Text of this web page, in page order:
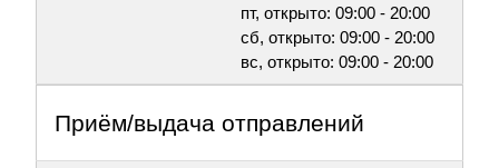
пт, открыто: 09:00 - 20:00
сб, открыто: 09:00 - 20:00
вс, открыто: 09:00 - 20:00
Приём/выдача отправлений